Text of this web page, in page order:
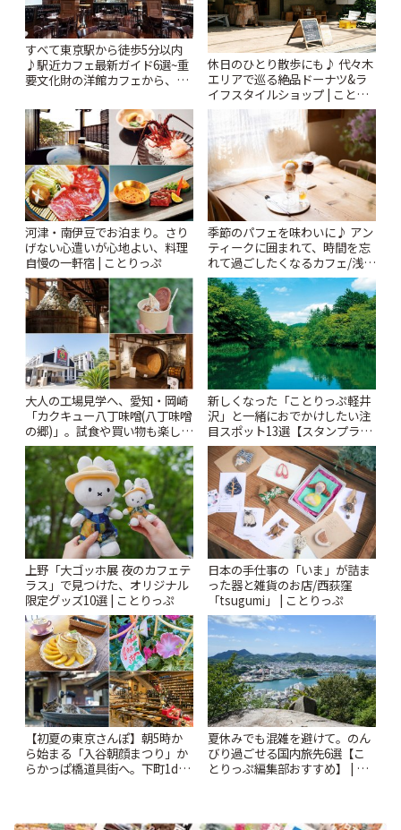
すべて東京駅から徒歩5分以内
♪駅近カフェ最新ガイド6選~重
要文化財の洋館カフェから、改
りっぷ
休日のひとり散歩にも♪ 代々木
エリアで巡る絶品ドーナツ&ラ
イフスタイルショップ | ことり
っぷ
河津・南伊豆でお泊まり。さり
げない心遣いが心地よい、料理
自慢の一軒宿 | ことりっぷ
季節のパフェを味わいに♪ アン
ティークに囲まれて、時間を忘
れて過ごしたくなるカフェ/浅草
「annorum cafe」 | ことりっぷ
大人の工場見学へ、愛知・岡崎
「カクキュー八丁味噌(八丁味噌
の郷)」。試食や買い物も楽しみ
♪ | ことりっぷ
新しくなった「ことりっぷ軽井
沢」と一緒におでかけしたい注
目スポット13選【スタンプラリ
ー開催中】 | ことりっぷ
上野「大ゴッホ展 夜のカフェテ
ラス」で見つけた、オリジナル
限定グッズ10選 | ことりっぷ
日本の手仕事の「いま」が詰ま
った器と雑貨のお店/西荻窪
「tsugumi」 | ことりっぷ
【初夏の東京さんぽ】朝5時か
ら始まる「入谷朝顔まつり」か
らかっぱ橋道具街へ。下町1day
夏休みでも混雑を避けて。のん
びり過ごせる国内旅先6選【こ
とりっぷ編集部おすすめ】 | こ